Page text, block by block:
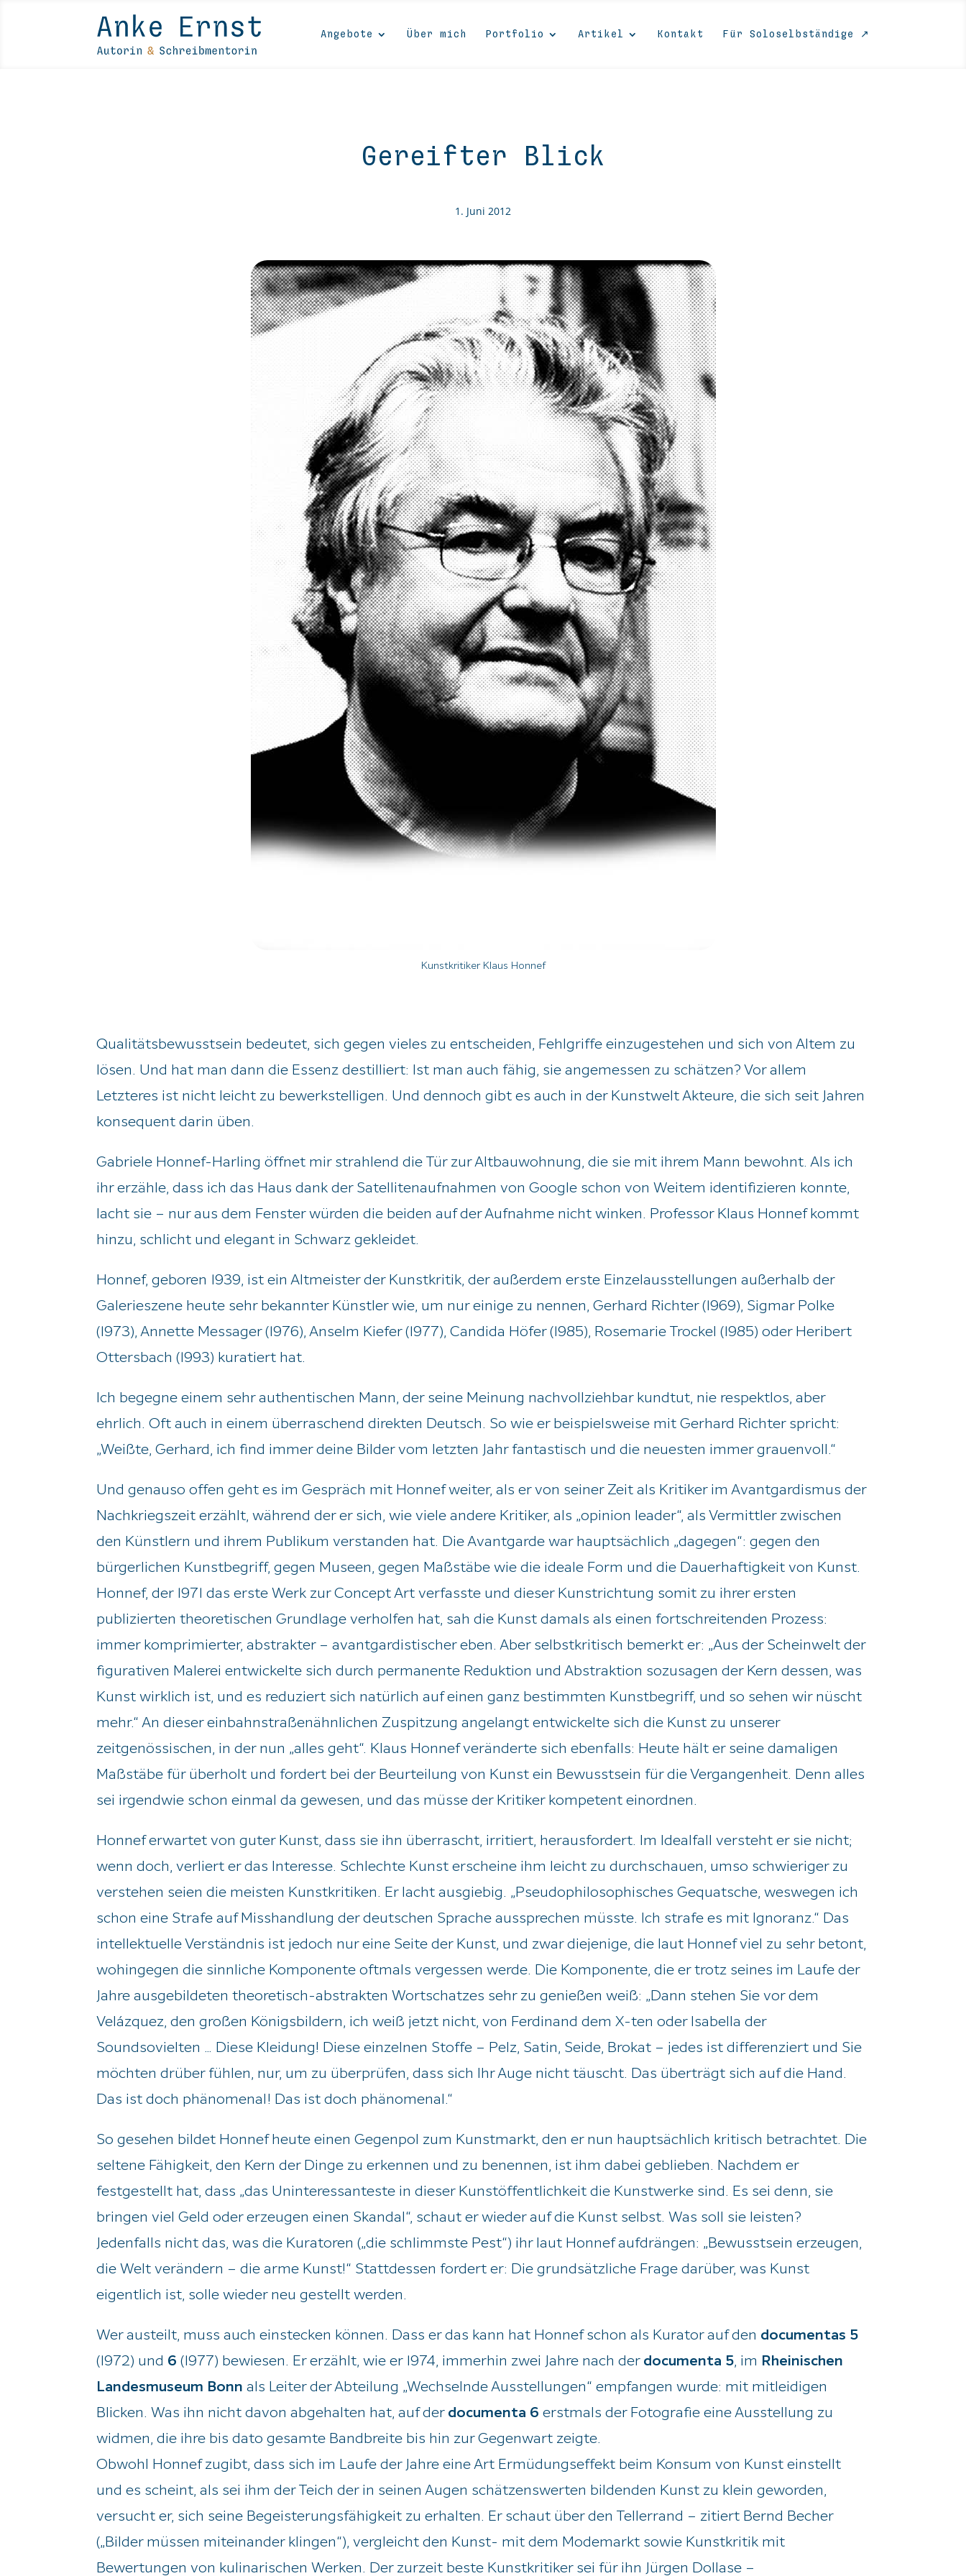
Angebote Über mich Portfolio Artikel Kontakt Für Soloselbständige ↗
Gereifter Blick
1. Juni 2012
Kunstkritiker Klaus Honnef
Qualitätsbewusstsein bedeutet, sich gegen vieles zu entscheiden, Fehlgriffe einzugestehen und sich von Altem zu
lösen. Und hat man dann die Essenz destilliert: Ist man auch fähig, sie angemessen zu schätzen? Vor allem
Letzteres ist nicht leicht zu bewerkstelligen. Und dennoch gibt es auch in der Kunstwelt Akteure, die sich seit Jahren
konsequent darin üben.
Gabriele Honnef-Harling öffnet mir strahlend die Tür zur Altbauwohnung, die sie mit ihrem Mann bewohnt. Als ich
ihr erzähle, dass ich das Haus dank der Satellitenaufnahmen von Google schon von Weitem identifizieren konnte,
lacht sie – nur aus dem Fenster würden die beiden auf der Aufnahme nicht winken. Professor Klaus Honnef kommt
hinzu, schlicht und elegant in Schwarz gekleidet.
Honnef, geboren 1939, ist ein Altmeister der Kunstkritik, der außerdem erste Einzelausstellungen außerhalb der
Galerieszene heute sehr bekannter Künstler wie, um nur einige zu nennen, Gerhard Richter (1969), Sigmar Polke
(1973), Annette Messager (1976), Anselm Kiefer (1977), Candida Höfer (1985), Rosemarie Trockel (1985) oder Heribert
Ottersbach (1993) kuratiert hat.
Ich begegne einem sehr authentischen Mann, der seine Meinung nachvollziehbar kundtut, nie respektlos, aber
ehrlich. Oft auch in einem überraschend direkten Deutsch. So wie er beispielsweise mit Gerhard Richter spricht:
„Weißte, Gerhard, ich find immer deine Bilder vom letzten Jahr fantastisch und die neuesten immer grauenvoll.“
Und genauso offen geht es im Gespräch mit Honnef weiter, als er von seiner Zeit als Kritiker im Avantgardismus der
Nachkriegszeit erzählt, während der er sich, wie viele andere Kritiker, als „opinion leader“, als Vermittler zwischen
den Künstlern und ihrem Publikum verstanden hat. Die Avantgarde war hauptsächlich „dagegen“: gegen den
bürgerlichen Kunstbegriff, gegen Museen, gegen Maßstäbe wie die ideale Form und die Dauerhaftigkeit von Kunst.
Honnef, der 1971 das erste Werk zur Concept Art verfasste und dieser Kunstrichtung somit zu ihrer ersten
publizierten theoretischen Grundlage verholfen hat, sah die Kunst damals als einen fortschreitenden Prozess:
immer komprimierter, abstrakter – avantgardistischer eben. Aber selbstkritisch bemerkt er: „Aus der Scheinwelt der
figurativen Malerei entwickelte sich durch permanente Reduktion und Abstraktion sozusagen der Kern dessen, was
Kunst wirklich ist, und es reduziert sich natürlich auf einen ganz bestimmten Kunstbegriff, und so sehen wir nüscht
mehr.“ An dieser einbahnstraßenähnlichen Zuspitzung angelangt entwickelte sich die Kunst zu unserer
zeitgenössischen, in der nun „alles geht“. Klaus Honnef veränderte sich ebenfalls: Heute hält er seine damaligen
Maßstäbe für überholt und fordert bei der Beurteilung von Kunst ein Bewusstsein für die Vergangenheit. Denn alles
sei irgendwie schon einmal da gewesen, und das müsse der Kritiker kompetent einordnen.
Honnef erwartet von guter Kunst, dass sie ihn überrascht, irritiert, herausfordert. Im Idealfall versteht er sie nicht;
wenn doch, verliert er das Interesse. Schlechte Kunst erscheine ihm leicht zu durchschauen, umso schwieriger zu
verstehen seien die meisten Kunstkritiken. Er lacht ausgiebig. „Pseudophilosophisches Gequatsche, weswegen ich
schon eine Strafe auf Misshandlung der deutschen Sprache aussprechen müsste. Ich strafe es mit Ignoranz.“ Das
intellektuelle Verständnis ist jedoch nur eine Seite der Kunst, und zwar diejenige, die laut Honnef viel zu sehr betont,
wohingegen die sinnliche Komponente oftmals vergessen werde. Die Komponente, die er trotz seines im Laufe der
Jahre ausgebildeten theoretisch-abstrakten Wortschatzes sehr zu genießen weiß: „Dann stehen Sie vor dem
Velázquez, den großen Königsbildern, ich weiß jetzt nicht, von Ferdinand dem X-ten oder Isabella der
Soundsovielten … Diese Kleidung! Diese einzelnen Stoffe – Pelz, Satin, Seide, Brokat – jedes ist differenziert und Sie
möchten drüber fühlen, nur, um zu überprüfen, dass sich Ihr Auge nicht täuscht. Das überträgt sich auf die Hand.
Das ist doch phänomenal! Das ist doch phänomenal.“
So gesehen bildet Honnef heute einen Gegenpol zum Kunstmarkt, den er nun hauptsächlich kritisch betrachtet. Die
seltene Fähigkeit, den Kern der Dinge zu erkennen und zu benennen, ist ihm dabei geblieben. Nachdem er
festgestellt hat, dass „das Uninteressanteste in dieser Kunstöffentlichkeit die Kunstwerke sind. Es sei denn, sie
bringen viel Geld oder erzeugen einen Skandal“, schaut er wieder auf die Kunst selbst. Was soll sie leisten?
Jedenfalls nicht das, was die Kuratoren („die schlimmste Pest“) ihr laut Honnef aufdrängen: „Bewusstsein erzeugen,
die Welt verändern – die arme Kunst!“ Stattdessen fordert er: Die grundsätzliche Frage darüber, was Kunst
eigentlich ist, solle wieder neu gestellt werden.
Wer austeilt, muss auch einstecken können. Dass er das kann hat Honnef schon als Kurator auf den documentas 5
(1972) und 6 (1977) bewiesen. Er erzählt, wie er 1974, immerhin zwei Jahre nach derdocumenta 5, im Rheinischen
Landesmuseum Bonn als Leiter der Abteilung „Wechselnde Ausstellungen“ empfangen wurde: mit mitleidigen
Blicken. Was ihn nicht davon abgehalten hat, auf derdocumenta 6 erstmals der Fotografie eine Ausstellung zu
widmen, die ihre bis dato gesamte Bandbreite bis hin zur Gegenwart zeigte.
Obwohl Honnef zugibt, dass sich im Laufe der Jahre eine Art Ermüdungseffekt beim Konsum von Kunst einstellt
und es scheint, als sei ihm der Teich der in seinen Augen schätzenswerten bildenden Kunst zu klein geworden,
versucht er, sich seine Begeisterungsfähigkeit zu erhalten. Er schaut über den Tellerrand – zitiert Bernd Becher
(„Bilder müssen miteinander klingen“), vergleicht den Kunst- mit dem Modemarkt sowie Kunstkritik mit
Bewertungen von kulinarischen Werken. Der zurzeit beste Kunstkritiker sei für ihn Jürgen Dollase –